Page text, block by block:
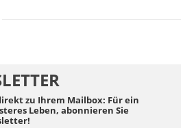
zu Ihrem Mailbox: Für ein
Leben, abonnieren Sie